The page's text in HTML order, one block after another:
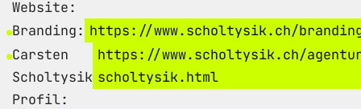
Website:
Branding: https://www.scholtysik.ch/
Carsten
Scholtysik
Profil:
https://www.scholtysik.ch/
scholtysik.html